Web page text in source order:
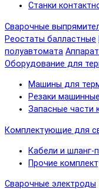
Станки
Сварочные
Реостаты балластные
полуавтомата
Оборудование для
Машины для
Резаки машинные
Запасные части
Комплектующие для
Кабели и шланг-
Прочие
Сварочные электроды